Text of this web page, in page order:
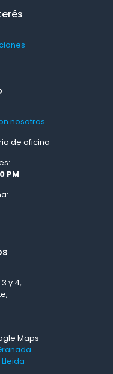
nosotros
de oficina
PM
y 4,
Maps